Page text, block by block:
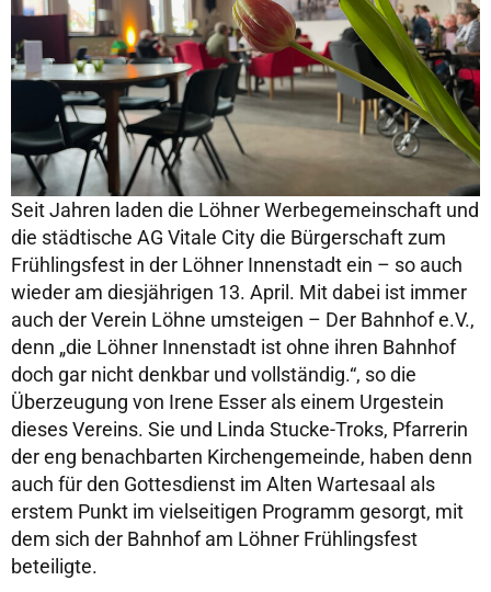
Seit Jahren laden die Löhner Werbegemeinschaft und
die städtische AG Vitale City die Bürgerschaft zum
Frühlingsfest in der Löhner Innenstadt ein – so auch
wieder am diesjährigen 13. April. Mit dabei ist immer
auch der Verein Löhne umsteigen – Der Bahnhof e.V.,
denn „die Löhner Innenstadt ist ohne ihren Bahnhof
doch gar nicht denkbar und vollständig.“, so die
Überzeugung von Irene Esser als einem Urgestein
dieses Vereins. Sie und Linda Stucke-Troks, Pfarrerin
der eng benachbarten Kirchengemeinde, haben denn
auch für den Gottesdienst im Alten Wartesaal als
erstem Punkt im vielseitigen Programm gesorgt, mit
dem sich der Bahnhof am Löhner Frühlingsfest
beteiligte.